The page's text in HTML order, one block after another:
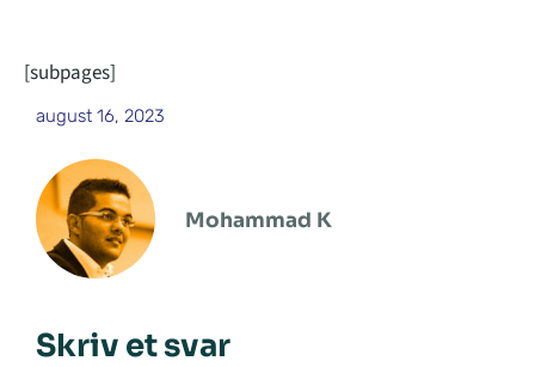
[subpages]
august 16, 2023
Mohammad K
Skriv et svar